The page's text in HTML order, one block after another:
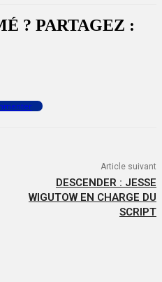
? PARTAGEZ :
Article suivant
DESCENDER : JESSE
WIGUTOW EN CHARGE DU
SCRIPT